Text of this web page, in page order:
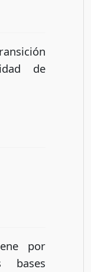
de
por
bases